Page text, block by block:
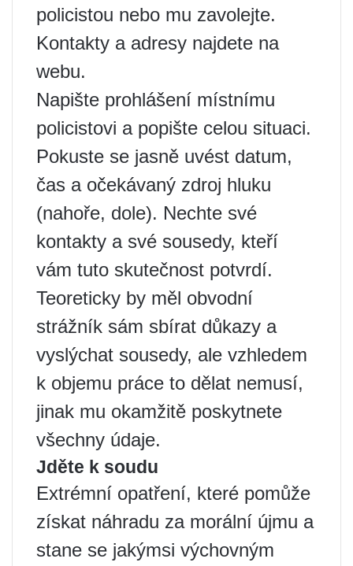
policistou nebo mu zavolejte.
Kontakty a adresy najdete na
webu.
Napište prohlášení místnímu
policistovi a popište celou situaci.
Pokuste se jasně uvést datum,
čas a očekávaný zdroj hluku
(nahoře, dole). Nechte své
kontakty a své sousedy, kteří
vám tuto skutečnost potvrdí.
Teoreticky by měl obvodní
strážník sám sbírat důkazy a
vyslýchat sousedy, ale vzhledem
k objemu práce to dělat nemusí,
jinak mu okamžitě poskytnete
všechny údaje.
Jděte k soudu
Extrémní opatření, které pomůže
získat náhradu za morální újmu a
stane se jakýmsi výchovným